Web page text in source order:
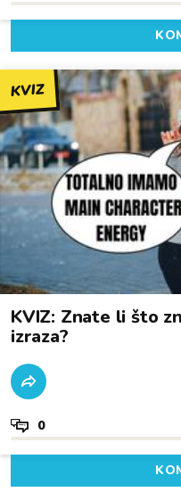
KVIZ
KVIZ: Znate li što
izraza?
0